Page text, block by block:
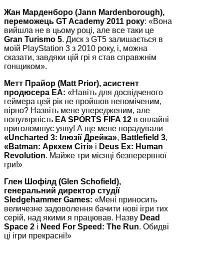
Жан Марденборо (Jann Mardenborough),
переможець GT Academy 2011 року: «Вона
вийшла не в цьому році, але все таки це
Gran Turismo 5. Диск з GT5 залишається в
моїй PlayStation 3 з 2010 року, і, можна
сказати, завдяки цій грі я став справжнім
гонщиком».
Метт Прайор (Matt Prior), асистент
продюсера EA: «Навіть для досвідченого
геймера цей рік не пройшов непоміченим,
вірно? Назвіть мене упередженим, але
популярність EA SPORTS FIFA 12 в онлайні
приголомшує уяву! А ще мене порадували
«Uncharted 3: Ілюзії Дрейка», Battlefield 3,
«Batman: Аркхем Сіті» і Deus Ex: Human
Revolution. Майже три місяці безперервної
гри!»
Глен Шофілд (Glen Schofield),
генеральний директор студії
Sledgehammer Games: «Мені приносить
величезне задоволення бачити нові ігри тих
серій, над якими я працював. Назву Dead
Space 2 і Need For Speed: The Run. Обидві
ці ігри прекрасні!»